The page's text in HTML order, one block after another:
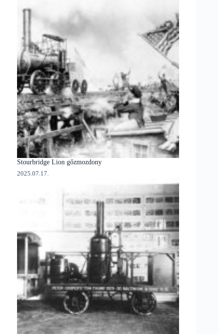
Stourbridge Lion gőzmozdony
2025.07.17.